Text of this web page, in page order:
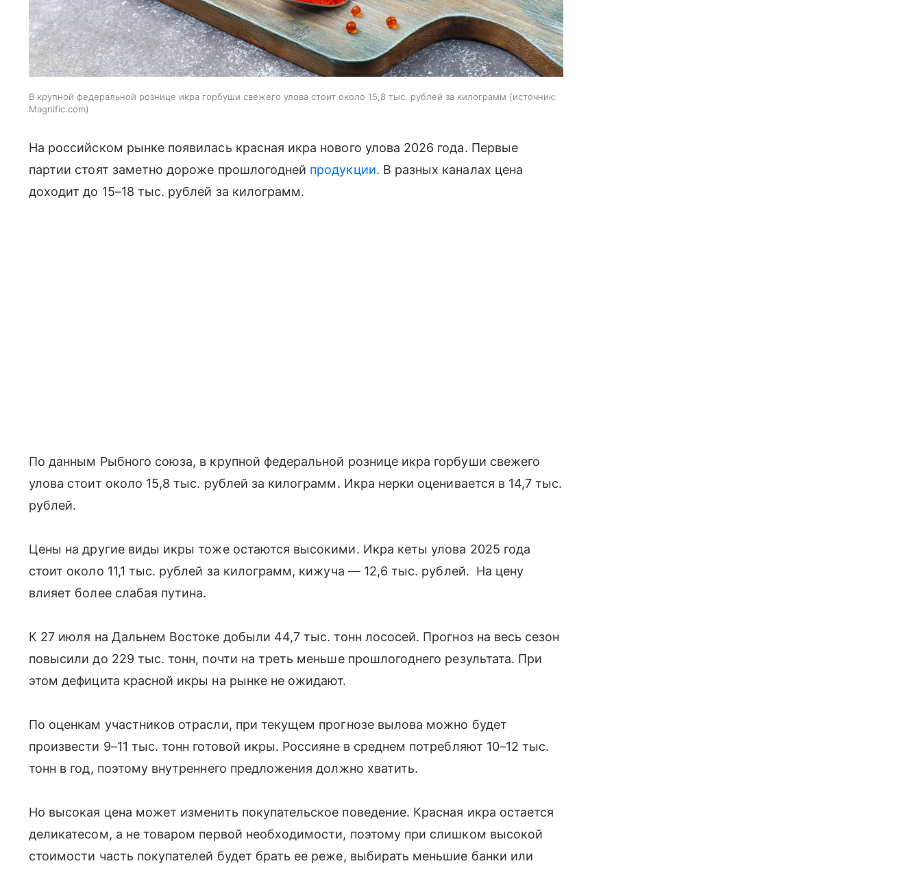
В крупной федеральной рознице икра горбуши свежего улова стоит около 15,8 тыс. рублей за килограмм
источник:
Magnific.com
На российском рынке появилась красная икра нового улова 2026 года. Первые
партии стоят заметно дороже прошлогодней продукции. В разных каналах цена
доходит до 15–18 тыс. рублей за килограмм.
По данным Рыбного союза, в крупной федеральной рознице икра горбуши свежего
улова стоит около 15,8 тыс. рублей за килограмм. Икра нерки оценивается в 14,7 тыс.
рублей.
Цены на другие виды икры тоже остаются высокими. Икра кеты улова 2025 года
стоит около 11,1 тыс. рублей за килограмм, кижуча — 12,6 тыс. рублей. На цену
влияет более слабая путина.
К 27 июля на Дальнем Востоке добыли 44,7 тыс. тонн лососей. Прогноз на весь сезон
повысили до 229 тыс. тонн, почти на треть меньше прошлогоднего результата. При
этом дефицита красной икры на рынке не ожидают.
По оценкам участников отрасли, при текущем прогнозе вылова можно будет
произвести 9–11 тыс. тонн готовой икры. Россияне в среднем потребляют 10–12 тыс.
тонн в год, поэтому внутреннего предложения должно хватить.
Но высокая цена может изменить покупательское поведение. Красная икра остается
деликатесом, а не товаром первой необходимости, поэтому при слишком высокой
стоимости часть покупателей будет брать ее реже, выбирать меньшие банки или